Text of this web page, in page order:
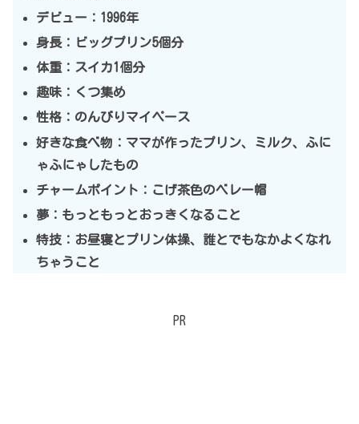
デビュー：1996年
身長：ビッグプリン5個分
体重：スイカ1個分
趣味：くつ集め
性格：のんびりマイペース
好きな食べ物：ママが作ったプリン、ミルク、ふに
ゃふにゃしたもの
チャームポイント：こげ茶色のベレー帽
夢：もっともっとおっきくなること
特技：お昼寝とプリン体操、誰とでもなかよくなれ
ちゃうこと
PR